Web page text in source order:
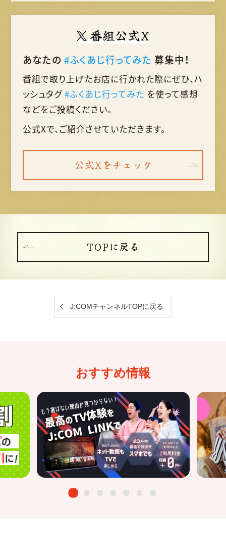
番組公式X
あなたの #ふくあじ行ってみた 募集中！
番組で取り上げたお店に行かれた際にぜひ、ハ
ッシュタグ #ふくあじ行ってみた を使って感想
などをご投稿ください。
公式Xで、ご紹介させていただきます。
公式Xをチェック
TOPに戻る
J:COMチャンネルTOPに戻る
おすすめ情報